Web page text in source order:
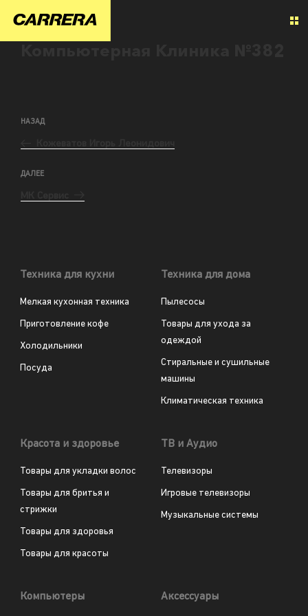
НАЗАД
ДАЛЕЕ
Техника для кухни
Мелкая кухонная техника
Приготовление кофе
Холодильники
Посуда
Техника для дома
Пылесосы
Товары для ухода за
одеждой
Стиральные и сушильные
машины
Климатическая техника
Красота и здоровье
Товары для укладки волос
Товары для бритья и
стрижки
Товары для здоровья
Товары для красоты
ТВ и Аудио
Телевизоры
Игровые телевизоры
Музыкальные системы
Компьютеры Аксессуары